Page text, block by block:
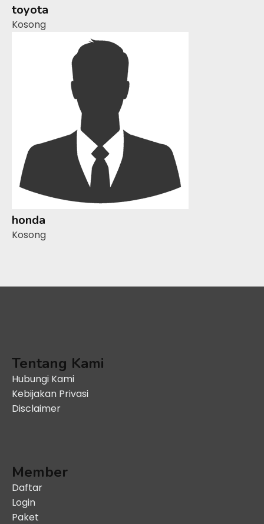
toyota
Kosong
honda
Kosong
Tentang Kami
Hubungi Kami
Kebijakan Privasi
Disclaimer
Member
Daftar
Login
Paket